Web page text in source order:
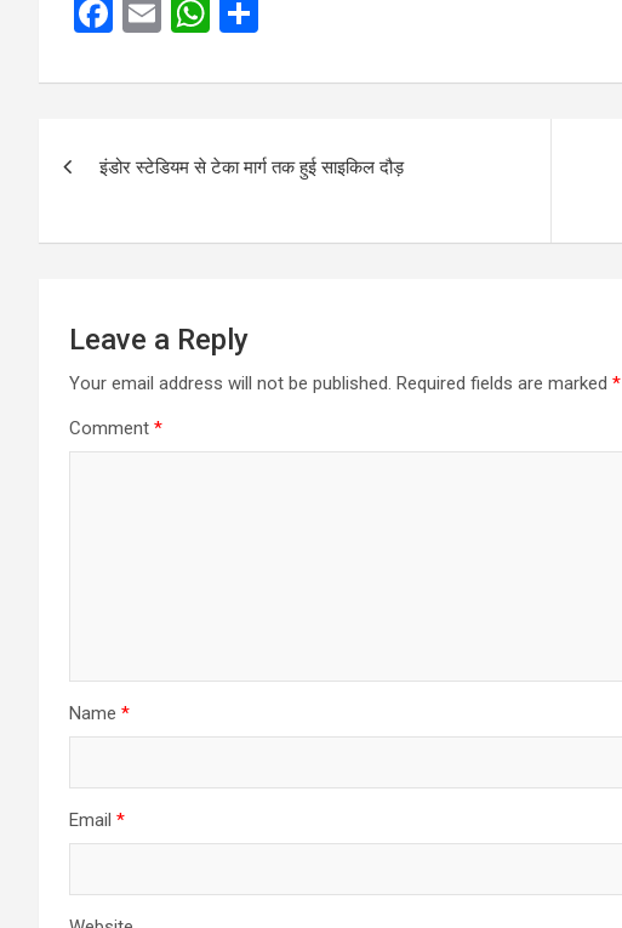
F
ce
o
k
E
ail
W
at
A
p
ar
navigation
इंडोर स्टेडियम से टेका मार्ग तक हुई साइकिल दौड़
Leave a Reply
Your email address will not be published. Required fields are marked *
Comment *
Name *
Email *